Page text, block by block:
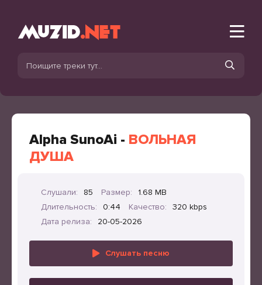
Alpha SunoAi - ВОЛЬНАЯ
ДУША
Слушали: 85 Размер:
1.68 MB
Длительность:
0:44 Качество:
320 kbps
Дата релиза:
20-05-2026
Слушать песню